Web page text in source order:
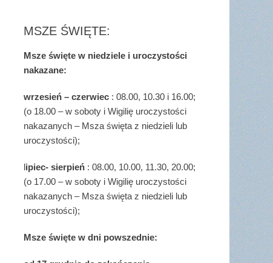
MSZE ŚWIĘTE:
Msze święte w niedziele i uroczystości
nakazane:
wrzesień – czerwiec : 08.00, 10.30 i 16.00;
(o 18.00 – w soboty i Wigilię uroczystości
nakazanych – Msza święta z niedzieli lub
uroczystości);
lipiec- sierpień : 08.00, 10.00, 11.30, 20.00;
(o 17.00 – w soboty i Wigilię uroczystości
nakazanych – Msza święta z niedzieli lub
uroczystości);
Msze święte w dni powszednie: